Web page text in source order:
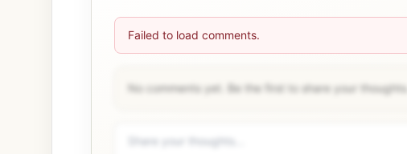
Failed to load comments.
No comments yet. Be the first to share your thoughts.